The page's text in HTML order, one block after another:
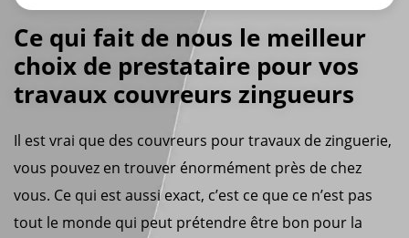
Ce qui fait de nous le meilleur
choix de prestataire pour vos
travaux couvreurs zingueurs
Il est vrai que des couvreurs pour travaux de zinguerie,
vous pouvez en trouver énormément près de chez
vous. Ce qui est aussi exact, c’est ce que ce n’est pas
tout le monde qui peut prétendre être bon pour la